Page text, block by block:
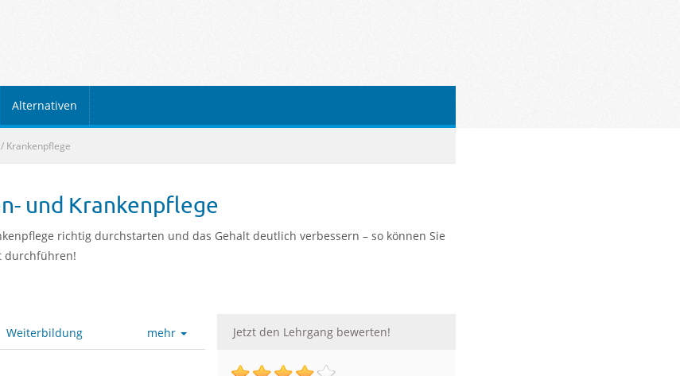
Alternativen
Krankenpflege
und Krankenpflege
richtig durchstarten und das Gehalt deutlich verbessern – so können Sie
durchführen!
mehr
Weiterbildung Jetzt den Lehrgang bewerten!